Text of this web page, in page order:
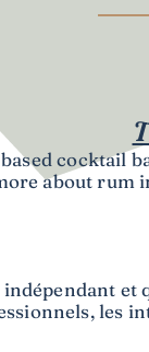
about rum
les